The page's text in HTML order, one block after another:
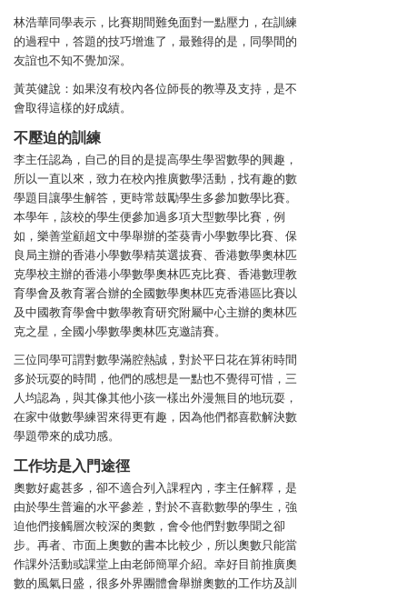
林浩華同學表示，比賽期間難免面對一點壓力，在訓練
的過程中，答題的技巧增進了，最難得的是，同學間的
友誼也不知不覺加深。
黃英健說： 如果沒有校內各位師長的教導及支持，是不
會取得這樣的好成績。
不壓迫的訓練
李主任認為，自己的目的是提高學生學習數學的興趣，
所以一直以來，致力在校內推廣數學活動，找有趣的數
學題目讓學生解答，更時常鼓勵學生多參加數學比賽。
本學年，該校的學生便參加過多項大型數學比賽，例
如，樂善堂顧超文中學舉辦的荃葵青小學數學比賽、保
良局主辦的香港小學數學精英選拔賽、香港數學奧林匹
克學校主辦的香港小學數學奧林匹克比賽、香港數理教
育學會及教育署合辦的全國數學奧林匹克香港區比賽以
及中國教育學會中數學教育研究附屬中心主辦的奧林匹
克之星，全國小學數學奧林匹克邀請賽。
三位同學可謂對數學滿腔熱誠，對於平日花在算術時間
多於玩耍的時間，他們的感想是一點也不覺得可惜，三
人均認為，與其像其他小孩一樣出外漫無目的地玩耍，
在家中做數學練習來得更有趣，因為他們都喜歡解決數
學題帶來的成功感。
工作坊是入門途徑
奧數好處甚多，卻不適合列入課程內，李主任解釋，是
由於學生普遍的水平參差，對於不喜歡數學的學生，強
迫他們接觸層次較深的奧數，會令他們對數學聞之卻
步。再者、市面上奧數的書本比較少，所以奧數只能當
作課外活動或課堂上由老師簡單介紹。幸好目前推廣奧
數的風氣日盛，很多外界團體會舉辦奧數的工作坊及訓